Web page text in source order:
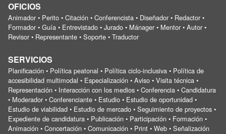
OFICIOS
Animador • Perito • Citación • Conferencista • Diseñador • Redactor •
Formador • Guía • Entrevistado • Jurado • Mánager • Mentor • Autor •
Revisor • Representante • Soporte • Traductor
SERVICIOS
Planificación • Política peatonal • Política ciclo-inclusiva • Política de
accesibilidad multimodal • Especialización • Aviso • Visita técnica •
Representación • Interacción con los medios • Conferencia • Candidatura
• Moderador • Conferenciante • Estudio • Estudio de oportunidad •
Estudio de viabilidad • Estudio de mercado • Seguimiento de proyectos •
Expediente de candidatura • Publicación • Participación • Formación •
Animación • Concertación • Comunicación • Print • Web • Señalización